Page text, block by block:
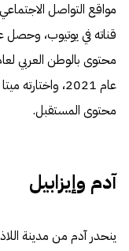
مواقع التواصل
قناته في يوتيوب، وحصل
عام 2021،
محتوى المستقبل.
آدم وإيزابيل
ينحدر آدم من مدينة